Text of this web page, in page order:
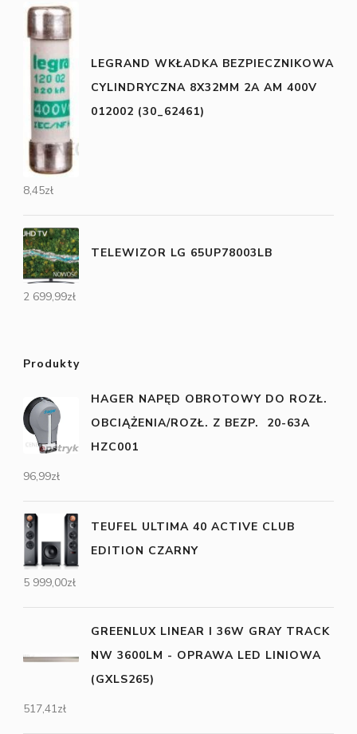
LEGRAND WKŁADKA BEZPIECZNIKOWA
CYLINDRYCZNA 8X32MM 2A AM 400V
012002 (30_62461)
8,45zł
TELEWIZOR LG 65UP78003LB
2 699,99zł
Produkty
HAGER NAPĘD OBROTOWY DO ROZŁ.
OBCIĄŻENIA/ROZŁ. Z BEZP. 20-63A
HZC001
96,99zł
TEUFEL ULTIMA 40 ACTIVE CLUB
EDITION CZARNY
5 999,00zł
GREENLUX LINEAR I 36W GRAY TRACK
NW 3600LM - OPRAWA LED LINIOWA
(GXLS265)
517,41zł